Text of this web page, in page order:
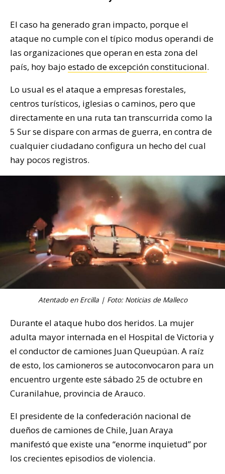
El caso ha generado gran impacto, porque el
ataque no cumple con el típico modus operandi de
las organizaciones que operan en esta zona del
país, hoy bajo estado de excepción constitucional.
Lo usual es el ataque a empresas forestales,
centros turísticos, iglesias o caminos, pero que
directamente en una ruta tan transcurrida como la
5 Sur se dispare con armas de guerra, en contra de
cualquier ciudadano configura un hecho del cual
hay pocos registros.
Atentado en Ercilla | Foto: Noticias de Malleco
Durante el ataque hubo dos heridos. La mujer
adulta mayor internada en el Hospital de Victoria y
el conductor de camiones Juan Queupúan. A raíz
de esto, los camioneros se autoconvocaron para un
encuentro urgente este sábado 25 de octubre en
Curanilahue, provincia de Arauco.
El presidente de la confederación nacional de
dueños de camiones de Chile, Juan Araya
manifestó que existe una “enorme inquietud” por
los crecientes episodios de violencia.